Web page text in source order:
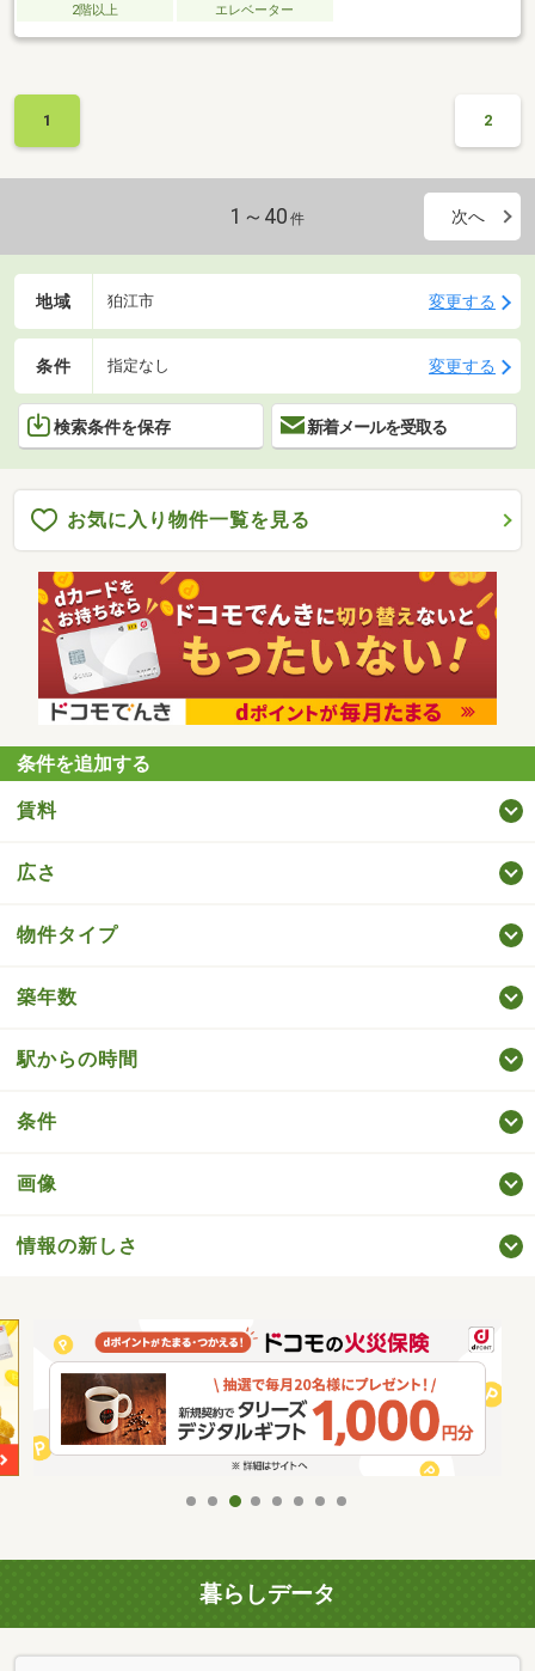
2階以上
エレベーター
1 2
1～40 件 次へ
地域 狛江市 変更する
条件 指定なし 変更する
検索条件を保存 新着メールを受取る
お気に入り物件一覧を見る
条件を追加する
賃料
広さ
物件タイプ
築年数
駅からの時間
条件
画像
情報の新しさ
暮らしデータ